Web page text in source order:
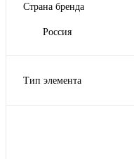
Вишня
Зеленый
Страна бренда
Россия
Тип элемента